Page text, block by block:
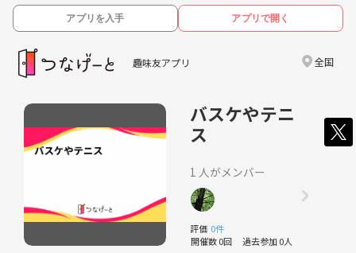
アプリを入手 アプリで開く
趣味友アプリ 全国
バスケやテニ
ス
1 人がメンバー
評価 0件
開催数 0回 過去参加 0人